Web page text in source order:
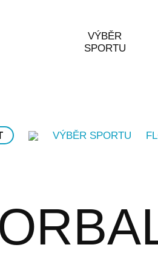
VÝBĚR
SPORTU
VÝBĚR SPORTU